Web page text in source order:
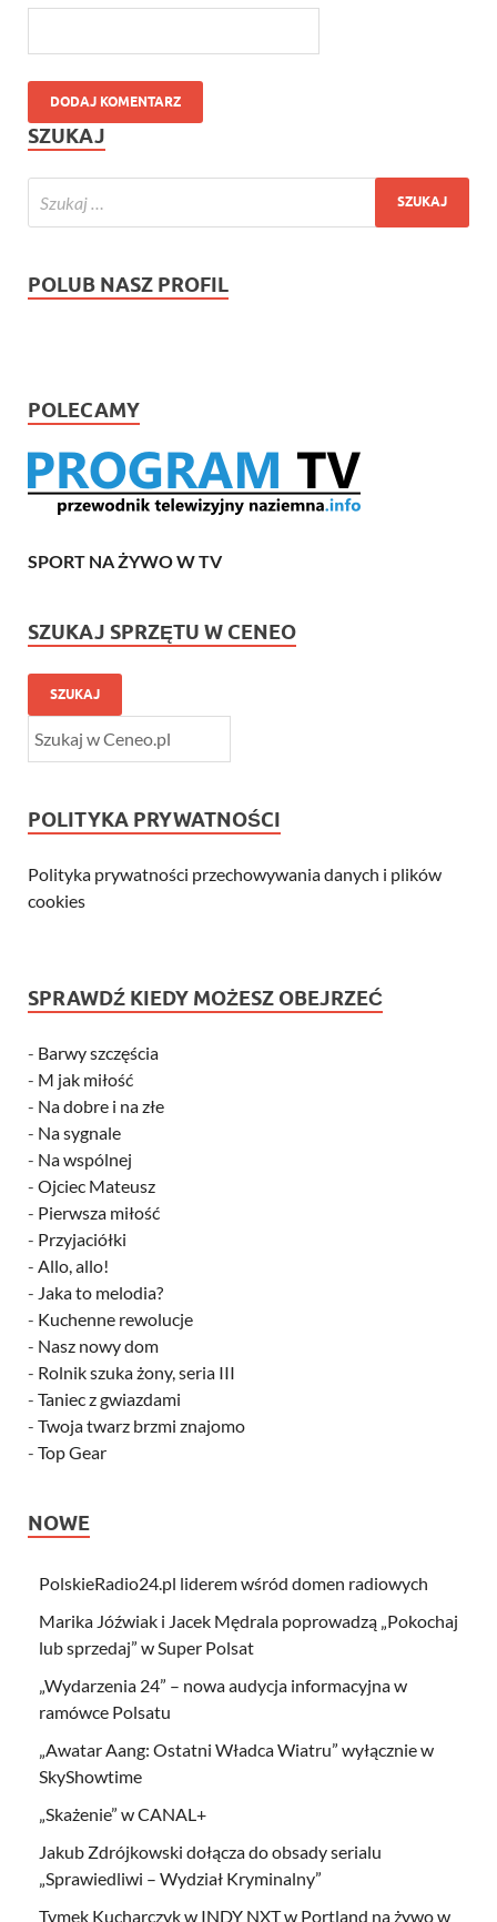
SZUKAJ
POLUB NASZ PROFIL
POLECAMY
SPORT NA ŻYWO W TV
SZUKAJ SPRZĘTU W CENEO
SZUKAJ
POLITYKA PRYWATNOŚCI
Polityka prywatności przechowywania danych i plików
cookies
SPRAWDŹ KIEDY MOŻESZ OBEJRZEĆ
- Barwy szczęścia
- M jak miłość
- Na dobre i na złe
- Na sygnale
- Na wspólnej
- Ojciec Mateusz
- Pierwsza miłość
- Przyjaciółki
- Allo, allo!
- Jaka to melodia?
- Kuchenne rewolucje
- Nasz nowy dom
- Rolnik szuka żony, seria III
- Taniec z gwiazdami
- Twoja twarz brzmi znajomo
- Top Gear
NOWE
PolskieRadio24.pl liderem wśród domen radiowych
Marika Jóźwiak i Jacek Mędrala poprowadzą „Pokochaj
lub sprzedaj” w Super Polsat
„Wydarzenia 24” – nowa audycja informacyjna w
ramówce Polsatu
„Awatar Aang: Ostatni Władca Wiatru” wyłącznie w
SkyShowtime
„Skażenie” w CANAL+
Jakub Zdrójkowski dołącza do obsady serialu
„Sprawiedliwi – Wydział Kryminalny”
Tymek Kucharczyk w INDY NXT w Portland na żywo w